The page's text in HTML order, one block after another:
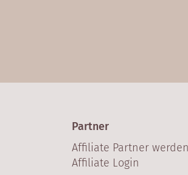
Partner
Affiliate Partner werden
Affiliate Login